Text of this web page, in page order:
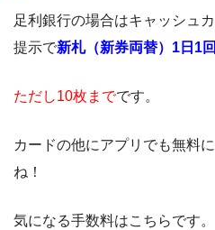
足利銀行の場合はキャッシュ
提示で新札（新券両替）1日1
ただし10枚までです。
カードの他にアプリでも無料
ね！
気になる手数料はこちらです。